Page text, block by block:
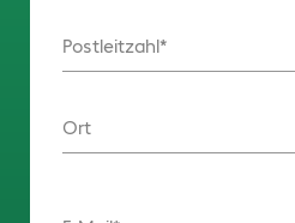
Postleitzahl
Ort